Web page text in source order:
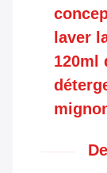
laver
120ml